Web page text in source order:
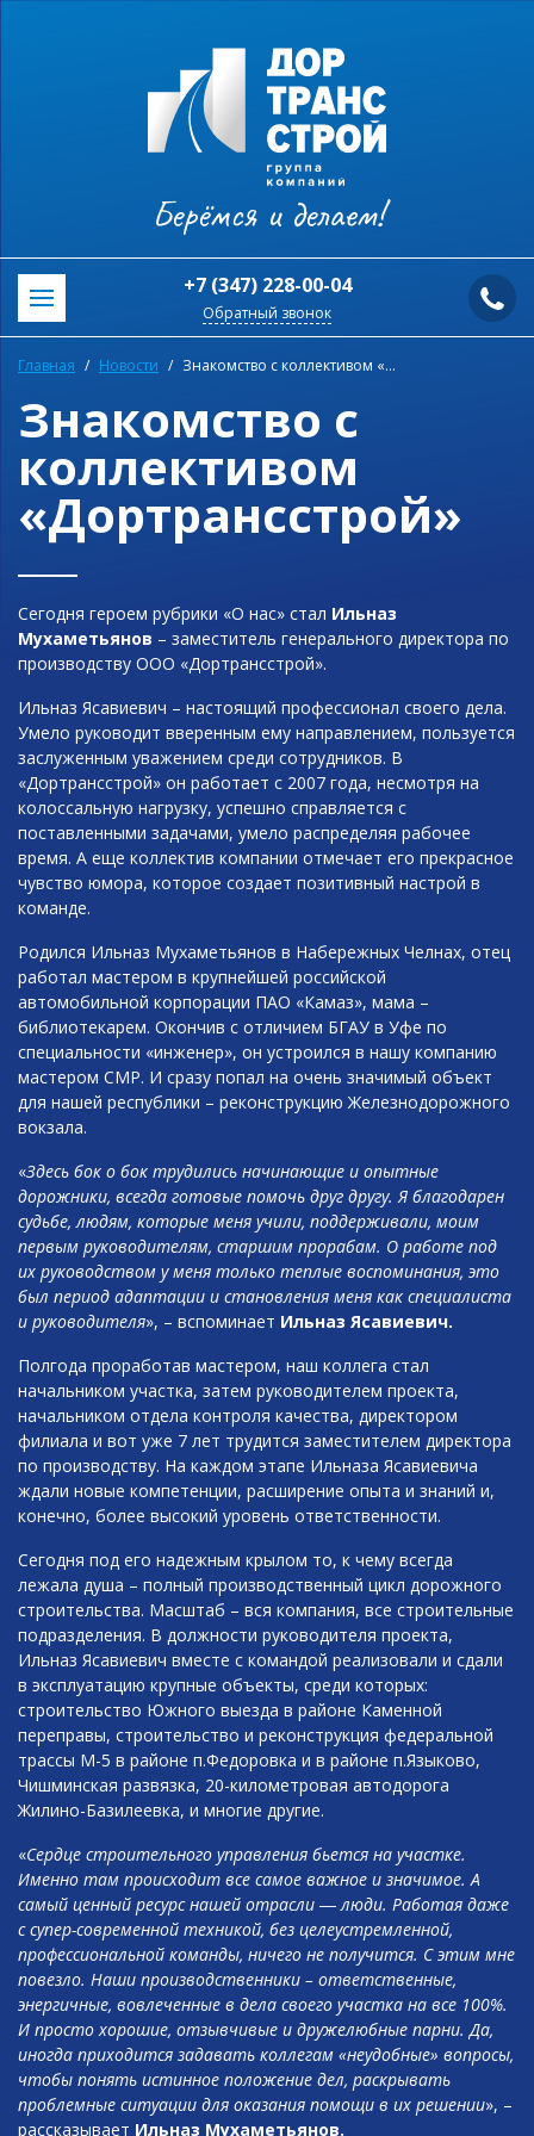
Берёмся и делаем!
+7 (347) 228-00-04
Обратный звонок
Главная Новости Знакомство с коллективом «Дортрансстрой»
Знакомство с
коллективом
«Дортрансстрой»
Сегодня героем рубрики «О нас» стал Ильназ
Мухаметьянов – заместитель генерального директора по
производству ООО «Дортрансстрой».
Ильназ Ясавиевич – настоящий профессионал своего дела.
Умело руководит вверенным ему направлением, пользуется
заслуженным уважением среди сотрудников. В
«Дортрансстрой» он работает с 2007 года, несмотря на
колоссальную нагрузку, успешно справляется с
поставленными задачами, умело распределяя рабочее
время. А еще коллектив компании отмечает его прекрасное
чувство юмора, которое создает позитивный настрой в
команде.
Родился Ильназ Мухаметьянов в Набережных Челнах, отец
работал мастером в крупнейшей российской
автомобильной корпорации ПАО «Камаз», мама –
библиотекарем. Окончив с отличием БГАУ в Уфе по
специальности «инженер», он устроился в нашу компанию
мастером СМР. И сразу попал на очень значимый объект
для нашей республики – реконструкцию Железнодорожного
вокзала.
«Здесь бок о бок трудились начинающие и опытные
дорожники, всегда готовые помочь друг другу. Я благодарен
судьбе, людям, которые меня учили, поддерживали, моим
первым руководителям, старшим прорабам. О работе под
их руководством у меня только теплые воспоминания, это
был период адаптации и становления меня как специалиста
и руководителя», – вспоминает Ильназ Ясавиевич.
Полгода проработав мастером, наш коллега стал
начальником участка, затем руководителем проекта,
начальником отдела контроля качества, директором
филиала и вот уже 7 лет трудится заместителем директора
по производству. На каждом этапе Ильназа Ясавиевича
ждали новые компетенции, расширение опыта и знаний и,
конечно, более высокий уровень ответственности.
Сегодня под его надежным крылом то, к чему всегда
лежала душа – полный производственный цикл дорожного
строительства. Масштаб – вся компания, все строительные
подразделения. В должности руководителя проекта,
Ильназ Ясавиевич вместе с командой реализовали и сдали
в эксплуатацию крупные объекты, среди которых:
строительство Южного выезда в районе Каменной
переправы, строительство и реконструкция федеральной
трассы М-5 в районе п.Федоровка и в районе п.Языково,
Чишминская развязка, 20-километровая автодорога
Жилино-Базилеевка, и многие другие.
«Сердце строительного управления бьется на участке.
Именно там происходит все самое важное и значимое. А
самый ценный ресурс нашей отрасли ― люди. Работая даже
с супер-современной техникой, без целеустремленной,
профессиональной команды, ничего не получится. С этим мне
повезло. Наши производственники – ответственные,
энергичные, вовлеченные в дела своего участка на все 100%.
И просто хорошие, отзывчивые и дружелюбные парни. Да,
иногда приходится задавать коллегам «неудобные» вопросы,
чтобы понять истинное положение дел, раскрывать
проблемные ситуации для оказания помощи в их решении», –
рассказывает Ильназ Мухаметьянов.